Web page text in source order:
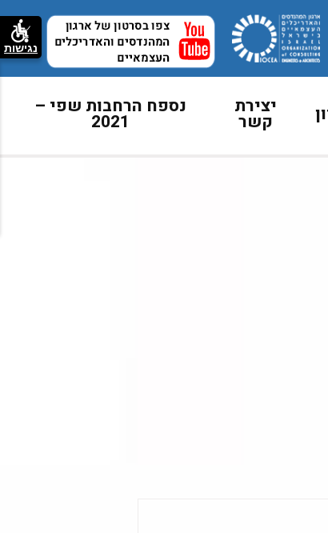
יצירת
קשר
נספח הרחבות שפי –
2021
נגישות